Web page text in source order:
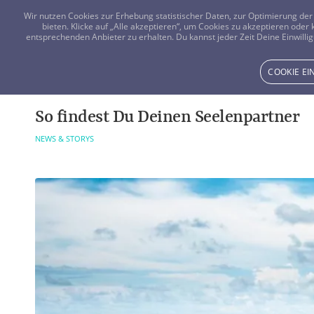
So findest Du Deinen Seelenpartner
NEWS & STORYS
Wir nutzen Cookies zur Erhebung statistischer Daten, zur Optimierung
bieten. Klicke auf „Alle akzeptieren“, um Cookies zu akzeptieren
entsprechenden Anbieter zu erhalten. Du kannst jeder Zeit Deine
COOKIE